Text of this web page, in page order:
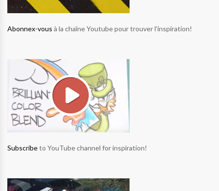
Abonnex-vous à la chaîne Youtube pour trouver l'inspiration!
Subscribeto YouTube channel for inspiration!